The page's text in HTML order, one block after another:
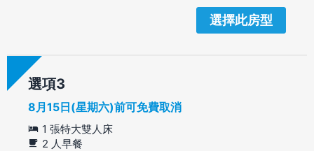
選擇此房型
選項
8月15日(星期六)前可免費取消
1 張特大雙人床
2 人早餐